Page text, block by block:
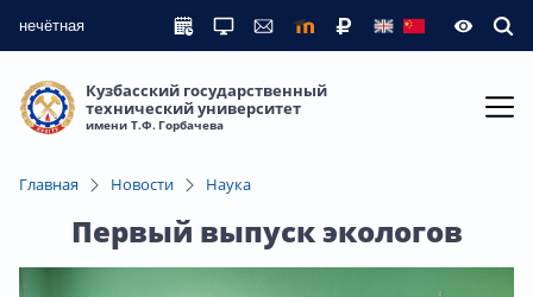
нечётная
Кузбасский государственный
технический университет
имени Т.Ф. Горбачева
Главная Новости Наука
Первый выпуск экологов